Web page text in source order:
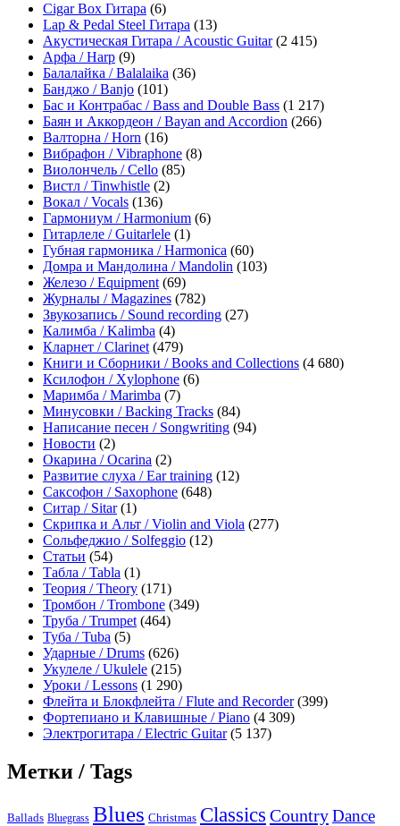
Cigar Box Гитара (6)
Lap & Pedal Steel Гитара (13)
Акустическая Гитара / Acoustic Guitar(2 415)
Арфа / Harp (9)
Балалайка / Balalaika (36)
Банджо / Banjo (101)
Бас и Контрабас / Bass and Double Bass (1 217)
Баян и Аккордеон / Bayan and Accordion (266)
Валторна / Horn (16)
Вибрафон / Vibraphone (8)
Виолончель / Cello (85)
Вистл / Tinwhistle (2)
Вокал / Vocals (136)
Гармониум / Harmonium (6)
Гитарлеле / Guitarlele (1)
Губная гармоника / Harmonica (60)
Домра и Мандолина / Mandolin (103)
Железо / Equipment (69)
Журналы / Magazines (782)
Звукозапись / Sound recording (27)
Калимба / Kalimba (4)
Кларнет / Clarinet (479)
Книги и Сборники / Books and Collections (4 680)
Ксилофон / Xylophone (6)
Маримба / Marimba (7)
Минусовки / Backing Tracks (84)
Написание песен / Songwriting (94)
Новости (2)
Окарина / Ocarina (2)
Развитие слуха / Ear training (12)
Саксофон / Saxophone (648)
Ситар / Sitar(1)
Скрипка и Альт / Violin and Viola (277)
Сольфеджио / Solfeggio (12)
Статьи (54)
Табла / Tabla (1)
Теория / Theory (171)
Тромбон / Trombone (349)
Труба / Trumpet (464)
Туба / Tuba (5)
Ударные / Drums (626)
Укулеле / Ukulele (215)
Уроки / Lessons (1 290)
Флейта и Блокфлейта / Flute and Recorder(399)
Фортепиано и Клавишные / Piano (4 309)
Электрогитара / Electric Guitar(5 137)
Метки / Tags
Ballads Bluegrass Blues Christmas Classics CountryDance